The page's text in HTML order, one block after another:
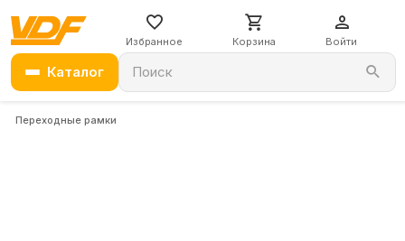
Избранное Корзина Войти
Каталог Поиск
Переходные рамки